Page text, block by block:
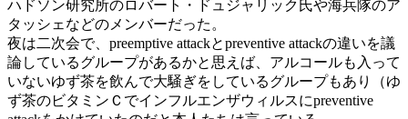
ハドソン研究所のロバート・ドュジャリック氏や海兵隊のア
タッシェなどのメンバーだった。
夜は二次会で、preemptive attackとpreventive attackの違いを議
論しているグループがあるかと思えば、アルコールも入って
いないゆず茶を飲んで大騒ぎをしているグループもあり（ゆ
ず茶のビタミンＣでインフルエンザウィルスにpreventive